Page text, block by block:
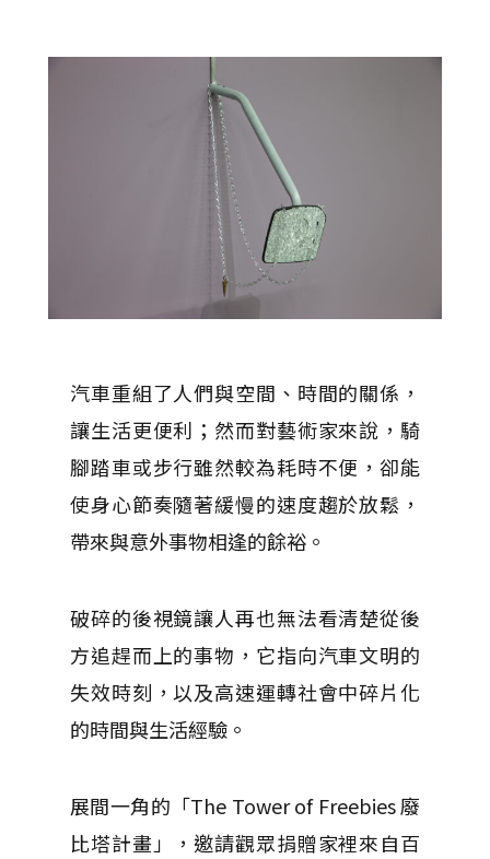
汽車重組了人們與空間、時間的關係，
讓生活更便利；然而對藝術家來說，騎
腳踏車或步行雖然較為耗時不便，卻能
使身心節奏隨著緩慢的速度趨於放鬆，
帶來與意外事物相逢的餘裕。
破碎的後視鏡讓人再也無法看清楚從後
方追趕而上的事物，它指向汽車文明的
失效時刻，以及高速運轉社會中碎片化
的時間與生活經驗。
展間一角的「The Tower of Freebies 廢
比塔計畫」，邀請觀眾捐贈家裡來自百